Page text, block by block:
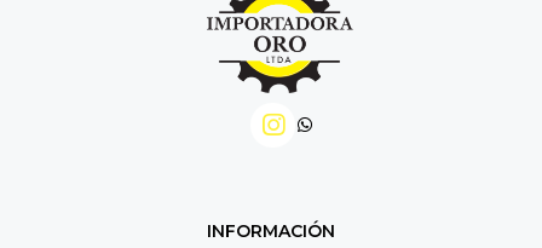
INFORMACIÓN